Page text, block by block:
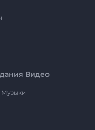
Видео
Музыки